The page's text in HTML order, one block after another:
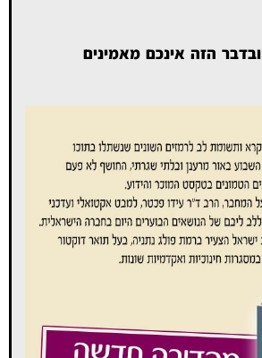
ובדבר הזה אינכם מאמינים